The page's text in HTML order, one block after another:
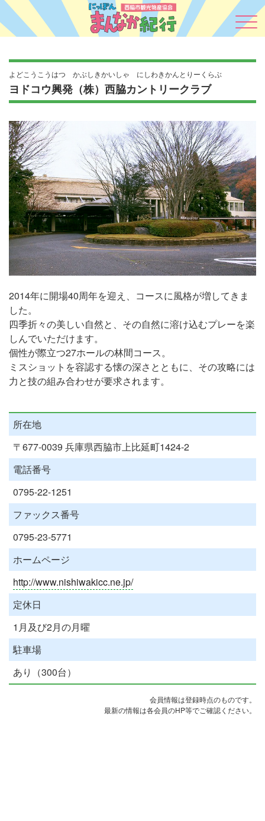
よどこうこうはつ かぶしきかいしゃ にしわきかんとりーくらぶ
ヨドコウ興発（株）西脇カントリークラブ
2014年に開場40周年を迎え、コースに風格が増してきま
した。
四季折々の美しい自然と、その自然に溶け込むプレーを楽
しんでいただけます。
個性が際立つ27ホールの林間コース。
ミスショットを容認する懐の深さとともに、その攻略には
力と技の組み合わせが要求されます。
所在地
〒677-0039 兵庫県西脇市上比延町1424-2
電話番号
0795-22-1251
ファックス番号
0795-23-5771
ホームページ
http://www.nishiwakicc.ne.jp/
定休日
1月及び2月の月曜
駐車場
あり（300台）
会員情報は登録時点のものです。
最新の情報は各会員のHP等でご確認ください。